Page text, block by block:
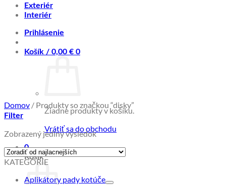
Exteriér
Interiér
Prihlásenie
Košík / 0,00 € 0
Žiadne produkty v košíku.
Vrátiť sa do obchodu
0
Košík
Domov / Produkty so značkou “disky”
Filter
Zobrazený jediný výsledok
KATEGÓRIE
Aplikátory pady kotúče